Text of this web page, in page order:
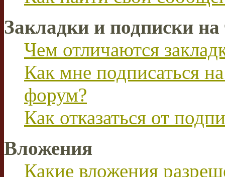
Закладки и подписки
Чем отличаются
Как мне подписаться
форум?
Как отказаться от
Вложения
Какие вложения